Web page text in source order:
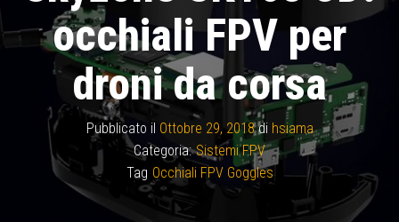
occhiali FPV per
droni da corsa
Pubblicato il Ottobre 29, 2018di hsiama
Categoria: Sistemi FPV
Tag Occhiali FPV Goggles